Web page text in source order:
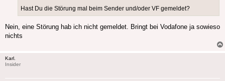
Hast Du die Störung mal beim Sender und/oder VF gemeldet?
Nein, eine Störung hab ich nicht gemeldet. Bringt bei Vodafone ja sowieso
nichts
Karl.
Insider